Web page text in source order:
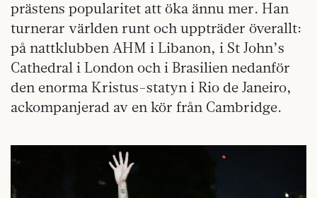
prästens popularitet att öka ännu mer. Han
turnerar världen runt och uppträder överallt:
på nattklubben AHM i Libanon, i St John’s
Cathedral i London och i Brasilien nedanför
den enorma Kristus-statyn i Rio de Janeiro,
ackompanjerad av en kör från Cambridge.